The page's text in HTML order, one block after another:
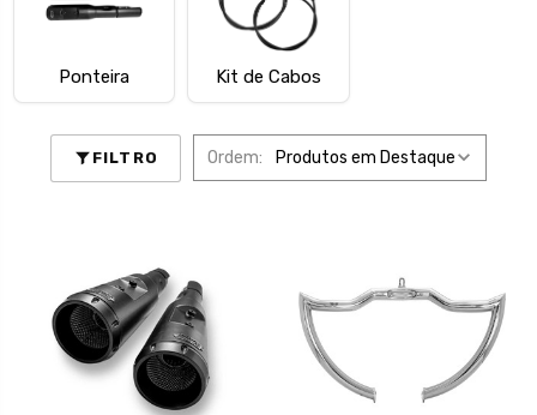
Ponteira Kit de Cabos
FILTRO Ordem: